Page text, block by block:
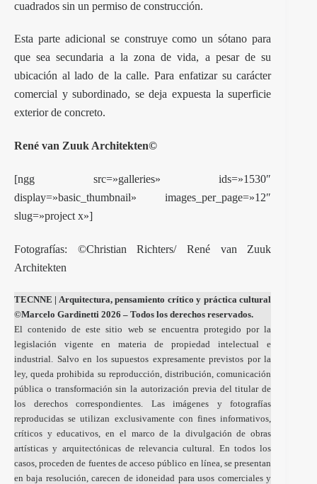
cuadrados sin un permiso de construcción.
Esta parte adicional se construye como un sótano para
que sea secundaria a la zona de vida, a pesar de su
ubicación al lado de la calle. Para enfatizar su carácter
comercial y subordinado, se deja expuesta la superficie
exterior de concreto.
René van Zuuk Architekten©
[ngg src=»galleries» ids=»1530″
display=»basic_thumbnail» images_per_page=»12″
slug=»project x»]
Fotografías: ©Christian Richters/ René van Zuuk
Architekten
TECNNE | Arquitectura, pensamiento crítico y práctica cultural
©Marcelo Gardinetti 2026 – Todos los derechos reservados.
El contenido de este sitio web se encuentra protegido por la
legislación vigente en materia de propiedad intelectual e
industrial. Salvo en los supuestos expresamente previstos por la
ley, queda prohibida su reproducción, distribución, comunicación
pública o transformación sin la autorización previa del titular de
los derechos correspondientes. Las imágenes y fotografías
reproducidas se utilizan exclusivamente con fines informativos,
críticos y educativos, en el marco de la divulgación de obras
artísticas y arquitectónicas de relevancia cultural. En todos los
casos, proceden de fuentes de acceso público en línea, se presentan
en baja resolución, carecen de idoneidad para usos comerciales y